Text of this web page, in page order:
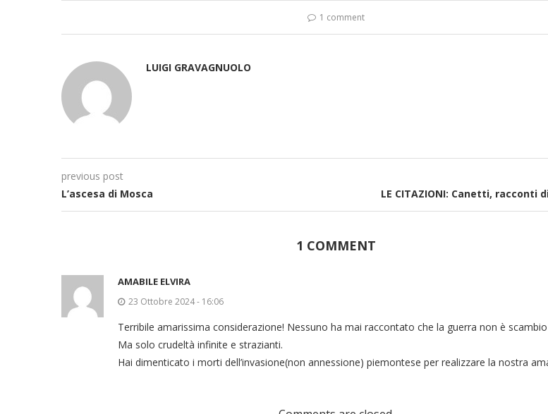
1 comment
LUIGI GRAVAGNUOLO
previous post
L’ascesa di Mosca
LE CITAZIONI: Canetti, racconti
1 COMMENT
AMABILE ELVIRA
23 Ottobre 2024 - 16:06
Terribile amarissima considerazione! Nessuno ha mai raccontato che la guerra non è
Ma solo crudeltà infinite e strazianti.
Hai dimenticato i morti dell’invasione(non annessione) piemontese per realizzare la nostra